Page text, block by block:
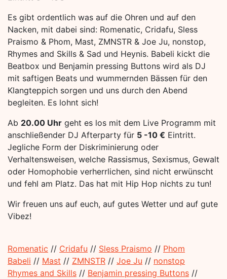
Es gibt ordentlich was auf die Ohren und auf den
Nacken, mit dabei sind: Romenatic, Cridafu, Sless
Praismo & Phom, Mast, ZMNSTR & Joe Ju, nonstop,
Rhymes and Skills & Sad und Heynis. Babeli kickt die
Beatbox und Benjamin pressing Buttons wird als DJ
mit saftigen Beats und wummernden Bässen für den
Klangteppich sorgen und uns durch den Abend
begleiten. Es lohnt sich!
Ab 20.00 Uhr geht es los mit dem Live Programm mit
anschließender DJ Afterparty für 5 -10 € Eintritt.
Jegliche Form der Diskriminierung oder
Verhaltensweisen, welche Rassismus, Sexismus, Gewalt
oder Homophobie verherrlichen, sind nicht erwünscht
und fehl am Platz. Das hat mit Hip Hop nichts zu tun!
Wir freuen uns auf euch, auf gutes Wetter und auf gute
Vibez!
Romenatic // Cridafu // Sless Praismo // Phom
Babeli // Mast // ZMNSTR // Joe Ju // nonstop
Rhymes and Skills // Benjamin pressing Buttons //